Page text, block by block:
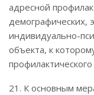
адресной
демографических,
индивидуально-
объекта, к
21. К основным